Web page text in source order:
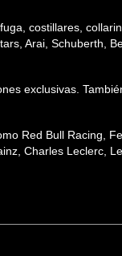
costillares,
Arai, Schuberth,
exclusivas.
Red Bull Racing,
Charles Leclerc,